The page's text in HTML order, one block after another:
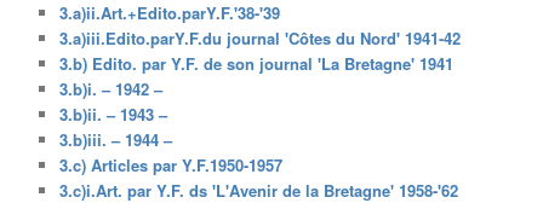
3.a)ii.Art.+Edito.parY.F.'38-'39
3.a)iii.Edito.parY.F.du journal 'Côtes du Nord' 1941-42
3.b) Edito. par Y.F. de son journal 'La Bretagne' 1941
3.b)i. – 1942 –
3.b)ii. – 1943 –
3.b)iii. – 1944 –
3.c) Articles par Y.F.1950-1957
3.c)i.Art. par Y.F. ds 'L'Avenir de la Bretagne' 1958-'62